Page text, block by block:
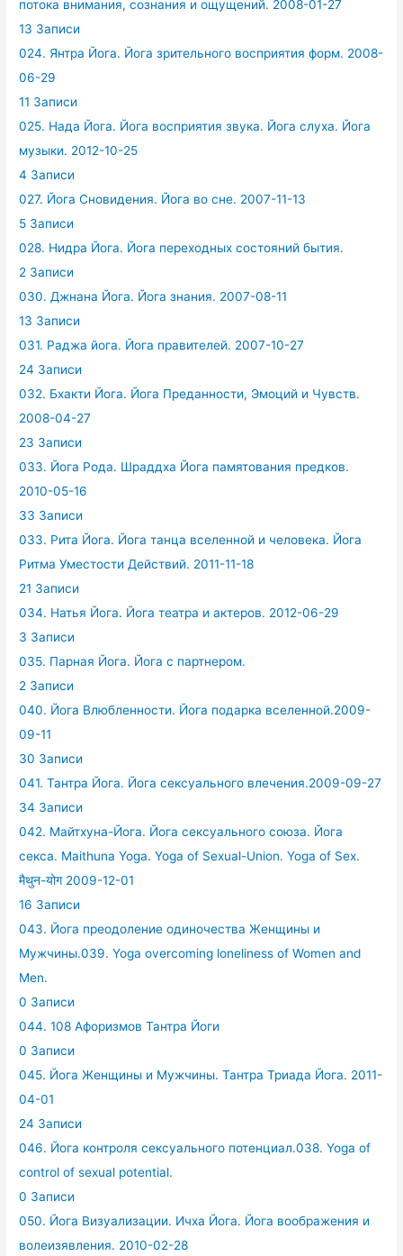
потока внимания, сознания и ощущений. 2008-01-27
13 Записи
024. Янтра Йога. Йога зрительного восприятия форм. 2008-
06-29
11 Записи
025. Нада Йога. Йога восприятия звука. Йога слуха. Йога
музыки. 2012-10-25
4 Записи
027. Йога Сновидения. Йога во сне. 2007-11-13
5 Записи
028. Нидра Йога. Йога переходных состояний бытия.
2 Записи
030. Джнана Йога. Йога знания. 2007-08-11
13 Записи
031. Раджа йога. Йога правителей. 2007-10-27
24 Записи
032. Бхакти Йога. Йога Преданности, Эмоций и Чувств.
2008-04-27
23 Записи
033. Йога Рода. Шраддха Йога памятования предков.
2010-05-16
33 Записи
033. Рита Йога. Йога танца вселенной и человека. Йога
Ритма Уместости Действий. 2011-11-18
21 Записи
034. Натья Йога. Йога театра и актеров. 2012-06-29
3 Записи
035. Парная Йога. Йога с партнером.
2 Записи
040. Йога Влюбленности. Йога подарка вселенной.2009-
09-11
30 Записи
041. Тантра Йога. Йога сексуального влечения.2009-09-27
34 Записи
042. Майтхуна-Йога. Йога сексуального союза. Йога
секса. Maithuna Yoga. Yoga of Sexual-Union. Yoga of Sex.
मैथुन-योग 2009-12-01
16 Записи
043. Йога преодоление одиночества Женщины и
Мужчины.039. Yoga overcoming loneliness of Women and
Men.
0 Записи
044. 108 Афоризмов Тантра Йоги
0 Записи
045. Йога Женщины и Мужчины. Тантра Триада Йога. 2011-
04-01
24 Записи
046. Йога контроля сексуального потенциал.038. Yoga of
control of sexual potential.
0 Записи
050. Йога Визуализации. Ичха Йога. Йога воображения и
волеизявления. 2010-02-28